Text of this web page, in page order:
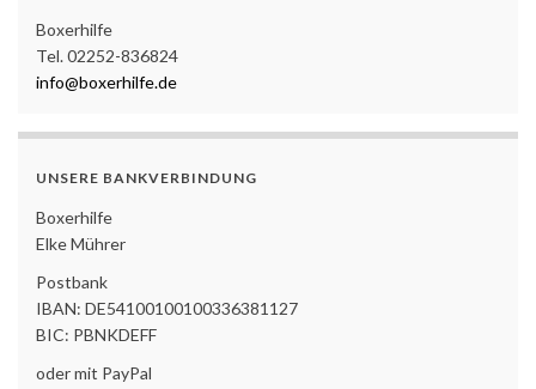
Boxerhilfe
Tel. 02252-836824
info@boxerhilfe.de
UNSERE BANKVERBINDUNG
Boxerhilfe
Elke Mührer
Postbank
IBAN: DE54100100100336381127
BIC: PBNKDEFF
oder mit PayPal